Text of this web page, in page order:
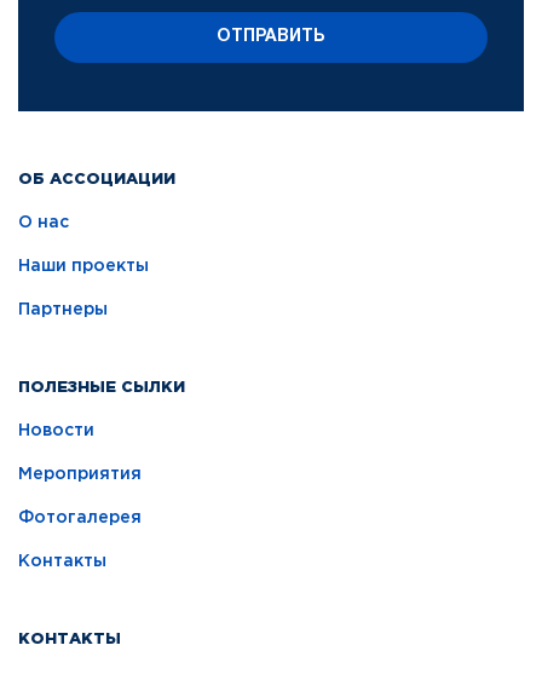
ОБ АССОЦИАЦИИ
О нас
Наши проекты
Партнеры
ПОЛЕЗНЫЕ СЫЛКИ
Новости
Мероприятия
Фотогалерея
Контакты
КОНТАКТЫ
ОТПРАВИТЬ